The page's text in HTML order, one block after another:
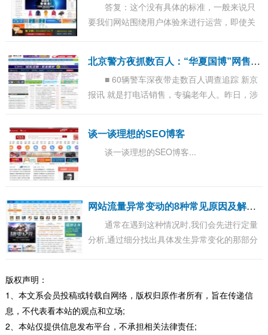
答复：这个没有具体的标准，一般来说只
要我们网站围绕用户体验来进行运营，即使关
么都...
北
京警方夜抓数百人：“华夏国博”网售钱币疑赝品
■ 60辆警车深夜带走数百人调查追踪 新京
报讯 就是打电话销售，专骗老年人。昨日，涉
谈一谈理想的SEO博客
谈一谈理想的SEO博客...
网
站流量异常变动的8种常见原因及解决建议
通常在遇到这种情况时,我们会先进行定量
分析,通过细分找出具体发生异常变化的那部分
版权声明：
1、本文系会员投稿或转载自网络，版权归原作者所有，旨在传递信
息，不代表看本站的观点和立场;
2、本站仅提供信息发布平台，不承担相关法律责任;